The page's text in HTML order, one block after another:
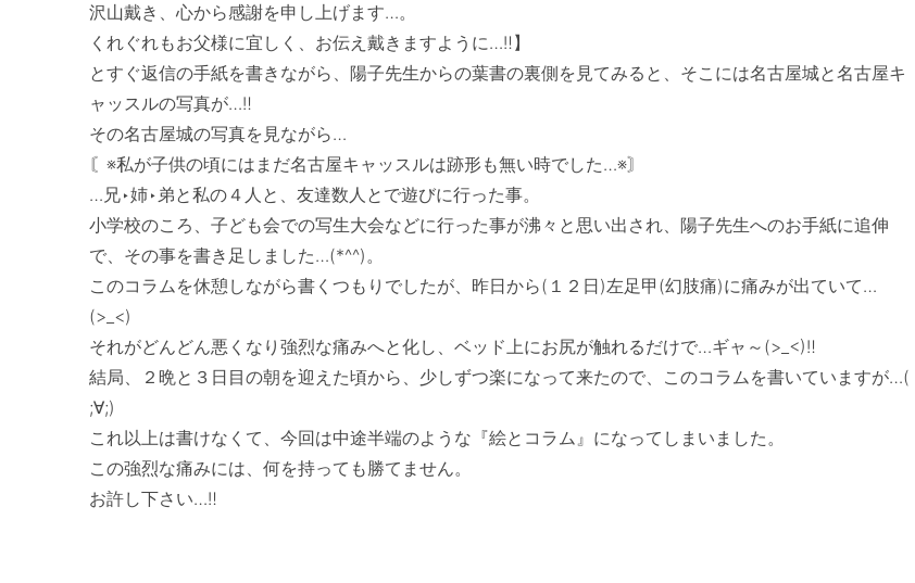
沢山戴き、心から感謝を申し上げます…。
くれぐれもお父様に宜しく、お伝え戴きますように…‼】
とすぐ返信の手紙を書きながら、陽子先生からの葉書の裏側を見てみると、そこには名古屋城と名古屋キ
ャッスルの写真が…‼
その名古屋城の写真を見ながら…
〘※私が子供の頃にはまだ名古屋キャッスルは跡形も無い時でした…※〙
…兄‣姉‣弟と私の４人と、友達数人とで遊びに行った事。
小学校のころ、子ども会での写生大会などに行った事が沸々と思い出され、陽子先生へのお手紙に追伸
で、その事を書き足しました…(*^^)。
このコラムを休憩しながら書くつもりでしたが、昨日から(１２日)左足甲(幻肢痛)に痛みが出ていて…
(>_<)
それがどんどん悪くなり強烈な痛みへと化し、ベッド上にお尻が触れるだけで…ギャ～(>_<)‼
結局、２晩と３日目の朝を迎えた頃から、少しずつ楽になって来たので、このコラムを書いていますが…(
;∀;)
これ以上は書けなくて、今回は中途半端のような『絵とコラム』になってしまいました。
この強烈な痛みには、何を持っても勝てません。
お許し下さい…‼